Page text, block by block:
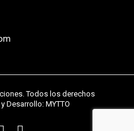
Todos los derechos
Desarrollo: MYTTO